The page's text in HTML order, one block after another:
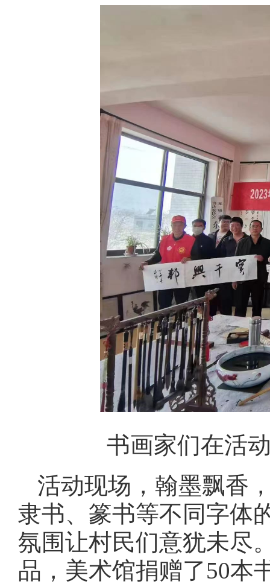
书画家们在活
活动现场，翰墨飘香
隶书、篆书等不同字体
氛围让村民们意犹未尽
品，美术馆捐赠了50本